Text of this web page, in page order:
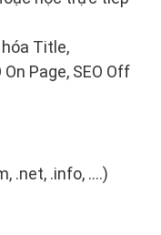
Title,
Page, SEO Off
.net, .info, ....)